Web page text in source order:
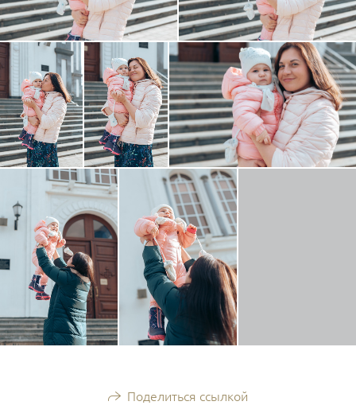
Поделиться ссылкой